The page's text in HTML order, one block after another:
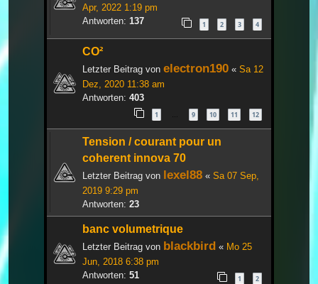
Apr, 2022 1:19 pm
Antworten: 137 1 2 3 4
CO²
Letzter Beitrag von electron190 « Sa 12
Dez, 2020 11:38 am
Antworten: 403
1 … 9 10 11 12
Tension / courant pour un
coherent innova 70
Letzter Beitrag von lexel88 « Sa 07 Sep,
2019 9:29 pm
Antworten: 23
banc volumetrique
Letzter Beitrag von blackbird « Mo 25
Jun, 2018 6:38 pm
Antworten: 51 1 2